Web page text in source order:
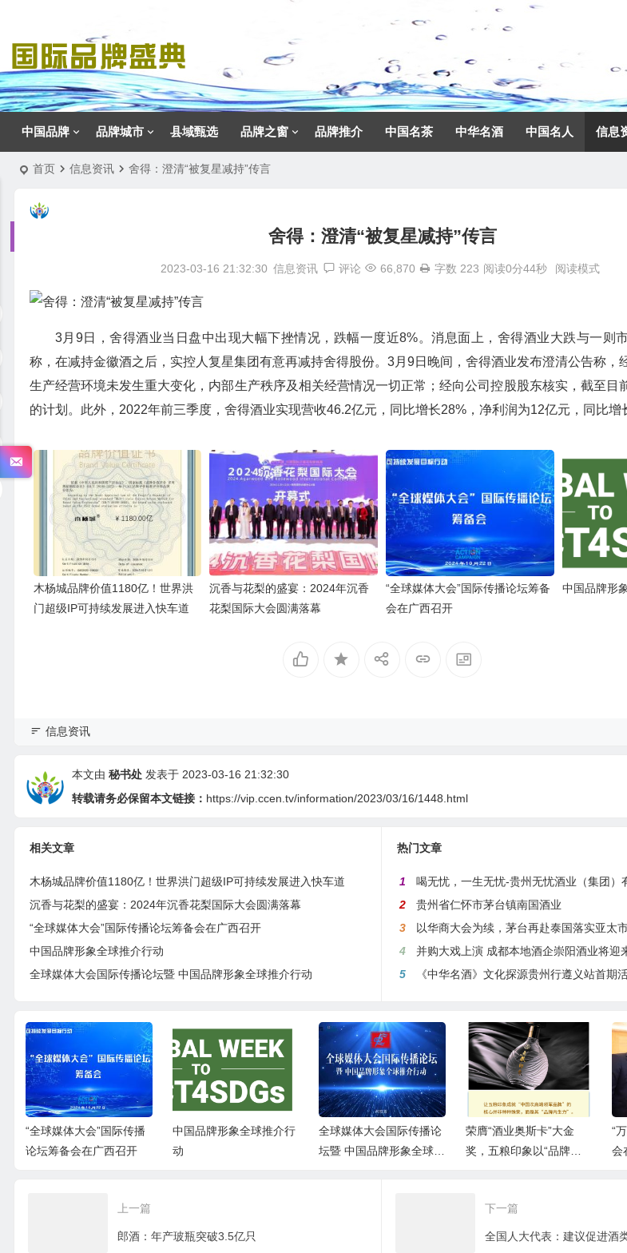
中国品牌 品牌城市 县域甄选 品牌之窗 品牌推介 中国名茶 中华名酒 中国名人 信息
首页 信息资讯 舍得：澄清“被复星减持”传言
舍得：澄清“被复星减持”传言
2023-03-16 21:32:30 信息资讯 评论 66,870 字数 223 阅读0分44秒 阅读模式
3月9日，舍得酒业当日盘中出现大幅下挫情况，跌幅一度近8%。消息面上，舍得酒业大跌与一则
称，在减持金徽酒之后，实控人复星集团有意再减持舍得股份。3月9日晚间，舍得酒业发布澄清公告称，
生产经营环境未发生重大变化，内部生产秩序及相关经营情况一切正常；经向公司控股股东核实，截至目
的计划。此外，2022年前三季度，舍得酒业实现营收46.2亿元，同比增长28%，净利润为12亿元，同比增
木杨城品牌价值1180亿！世界洪
门超级IP可持续发展进入快车道
沉香与花梨的盛宴：2024年沉香
花梨国际大会圆满落幕
“全球媒体大会”国际传播论坛筹备
会在广西召开
中国品牌形
信息资讯
本文由 秘书处发表于 2023-03-16 21:32:30
转载请务必保留本文链接： https://vip.ccen.tv/information/2023/03/16/1448.html
相关文章
木杨城品牌价值1180亿！世界洪门超级IP可持续发展进入快车道
沉香与花梨的盛宴：2024年沉香花梨国际大会圆满落幕
“全球媒体大会”国际传播论坛筹备会在广西召开
中国品牌形象全球推介行动
全球媒体大会国际传播论坛暨 中国品牌形象全球推介行动
热门文章
1
喝无忧，一生无忧-贵州无忧酒业（集团）
2
贵州省仁怀市茅台镇南国酒业
3
以华商大会为续，茅台再赴泰国落实亚太市场布
4
并购大戏上演 成都本地酒企崇阳酒业将迎
5
《中华名酒》文化探源贵州行遵义站首期
“全球媒体大会”国际传播
论坛筹备会在广西召开
中国品牌形象全球推介行
动
全球媒体大会国际传播论
坛暨 中国品牌形象全球推
荣膺“酒业奥斯卡”大金
奖，五粮印象以“品牌内
“
会
上一篇
郎酒：年产玻瓶突破3.5亿只
下一篇
全国人大代表：建议促进酒